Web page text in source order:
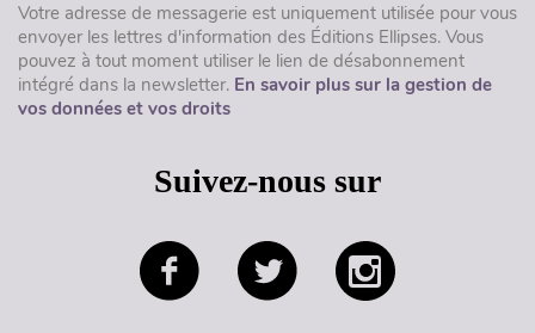
Votre adresse de messagerie est uniquement utilisée pour vous
envoyer les lettres d'information des Éditions Ellipses. Vous
pouvez à tout moment utiliser le lien de désabonnement
intégré dans la newsletter. En savoir plus sur la gestion de
vos données et vos droits
Suivez-nous sur